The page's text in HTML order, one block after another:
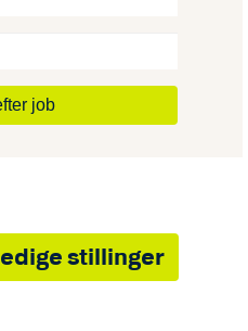
job
stillinger